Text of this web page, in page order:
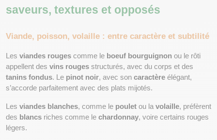
saveurs, textures et opposés
Viande, poisson, volaille : entre caractère et subtilité
Les viandes rouges comme le boeuf bourguignon ou le rôti
appellent des vins rouges
tanins fondus. Le pinot noir, avec son caractère élégant,
s’accorde parfaitement avec des plats mijotés.
Les viandes blanches, comme le poulet ou la volaille, préfèrent
des blancs riches comme le chardonnay, voire certains rouges
légers.